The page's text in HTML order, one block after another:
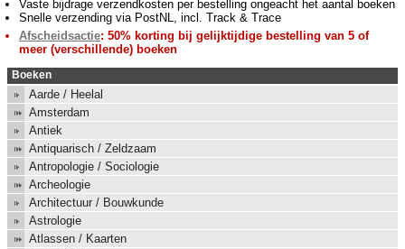
Vaste bijdrage verzendkosten per bestelling ongeacht het aantal boeken
Snelle verzending via PostNL, incl. Track & Trace
Afscheidsactie: 50% korting bij gelijktijdige bestelling van 5 of
meer (verschillende) boeken
Boeken
Aarde / Heelal
Amsterdam
Antiek
Antiquarisch / Zeldzaam
Antropologie / Sociologie
Archeologie
Architectuur / Bouwkunde
Astrologie
Atlassen / Kaarten